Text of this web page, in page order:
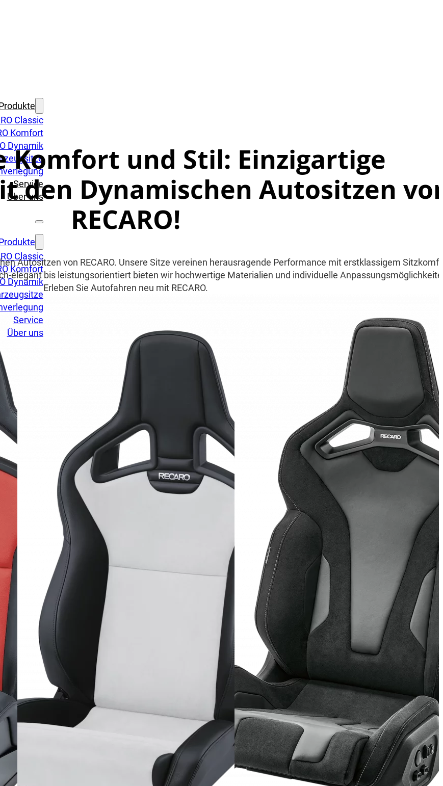
Classic
Komfort
Dynamik
Service
Über uns
Classic
Komfort
Dynamik
Service
Über uns
Komfort und Stil: Einzigartige
den Dynamischen Autositzen
RECARO!
Autositzen von RECARO. Unsere Sitze vereinen herausragende Performance mit erstklassigem
elegant bis leistungsorientiert bieten wir hochwertige Materialien und individuelle
Erleben Sie Autofahren neu mit RECARO.